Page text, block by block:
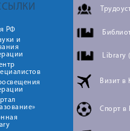
РФ
и
Library
Визит в
Спорт в